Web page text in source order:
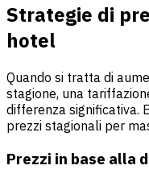
Strategie di
hotel
Quando si tratta di
stagione, una
differenza significativa.
prezzi stagionali per
Prezzi in base alla